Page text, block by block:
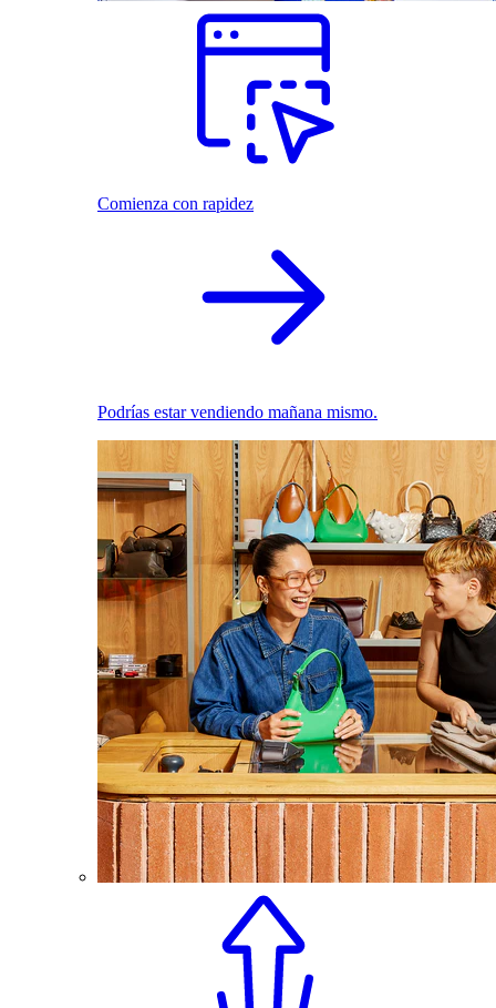
Comienza con rapidez
Podrías estar vendiendo mañana mismo.